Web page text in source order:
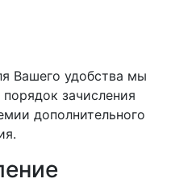
Вашего удобства мы
зачисления
дополнительного